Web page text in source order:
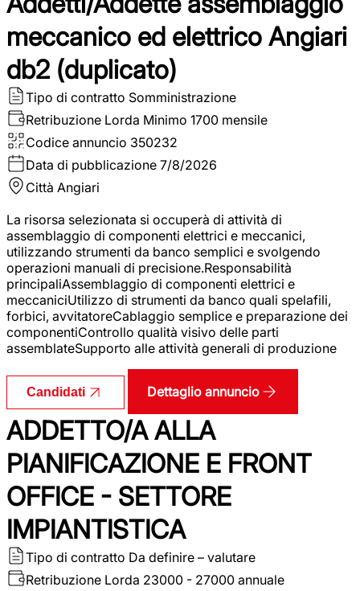
meccanico ed elettrico Angiari
db2 (duplicato)
Tipo di contratto Somministrazione
Retribuzione Lorda Minimo 1700 mensile
Codice annuncio 350232
Data di pubblicazione 7/8/2026
Città Angiari
La risorsa selezionata si occuperà di attività di
assemblaggio di componenti elettrici e meccanici,
utilizzando strumenti da banco semplici e svolgendo
operazioni manuali di precisione.Responsabilità
principaliAssemblaggio di componenti elettrici e
meccaniciUtilizzo di strumenti da banco quali spelafili,
forbici, avvitatoreCablaggio semplice e preparazione dei
componentiControllo qualità visivo delle parti
assemblateSupporto alle attività generali di produzione
Candidati Dettaglio annuncio
ADDETTO/A ALLA
PIANIFICAZIONE E FRONT
OFFICE - SETTORE
IMPIANTISTICA
Tipo di contratto Da definire – valutare
Retribuzione Lorda 23000 - 27000 annuale